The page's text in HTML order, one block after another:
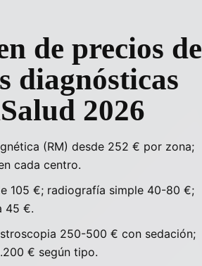
de precios de
diagnósticas
2026
(RM) desde 252 € por zona;
cada centro.
105 €; radiografía simple 40-80 €;
45 €.
250-500 € con sedación;
€ según tipo.